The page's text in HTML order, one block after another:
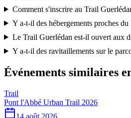
Comment s'inscrire au Trail
Y a-t-il des hébergements proches
Le Trail Guerlédan est-il ouvert aux
Y a-t-il des ravitaillements sur le
Événements similaires
Trail
Pont l'Abbé Urban Trail 2026
14 août 2026